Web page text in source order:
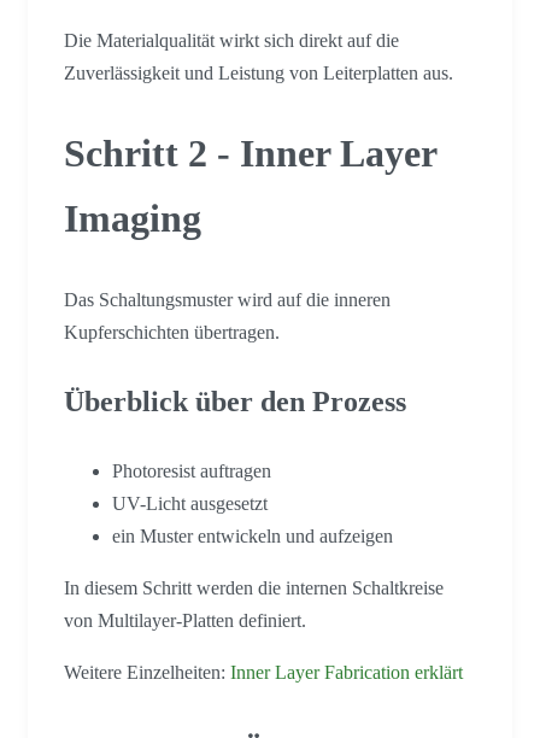
Die Materialqualität wirkt sich direkt auf die
Zuverlässigkeit und Leistung von Leiterplatten aus.
Schritt 2 - Inner Layer
Imaging
Das Schaltungsmuster wird auf die inneren
Kupferschichten übertragen.
Überblick über den Prozess
Photoresist auftragen
UV-Licht ausgesetzt
ein Muster entwickeln und aufzeigen
In diesem Schritt werden die internen Schaltkreise
von Multilayer-Platten definiert.
Weitere Einzelheiten: Inner Layer Fabrication erklärt